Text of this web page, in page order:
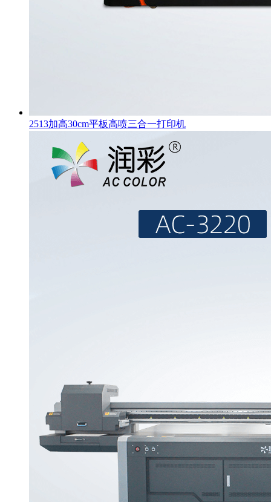
2513加高30cm平板高喷三合一打印机